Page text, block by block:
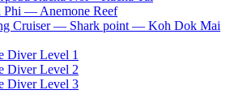
Phi — Anemone Reef
Cruiser — Shark point — Koh Dok Mai
Diver Level 1
Diver Level 2
Diver Level 3